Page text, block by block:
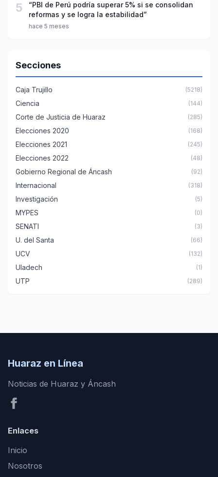
5
“PBI de Perú podría superar 5% si se consolidan
reformas y se logra la estabilidad”
hace 5 meses
Secciones
Caja Trujillo (5218)
Ciencia (144)
Corte de Justicia de Huaraz (285)
Elecciones 2020 (168)
Elecciones 2021 (245)
Elecciones 2022 (48)
Gobierno Regional de Áncash (92)
Internacional (318)
Investigación (5)
MYPES (0)
SENATI (3)
U. del Santa (66)
UCV (132)
Uladech (1)
UTP (289)
Huaraz en Línea
Noticias de Huaraz y Áncash
Enlaces
Inicio
Nosotros